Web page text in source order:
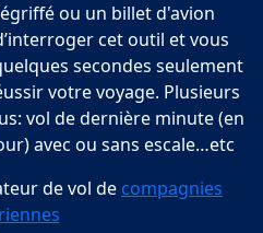
ou un billet d'avion
cet outil et vous
secondes seulement
votre voyage. Plusieurs
vol de dernière minute (en
avec ou sans escale…etc
de vol de compagnies